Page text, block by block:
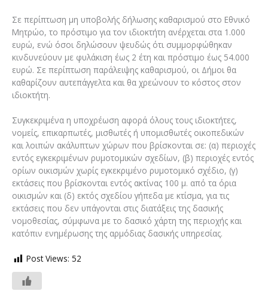
Σε περίπτωση μη υποβολής δήλωσης καθαρισμού στο Εθνικό
Μητρώο, το πρόστιμο για τον ιδιοκτήτη ανέρχεται στα 1.000
ευρώ, ενώ όσοι δηλώσουν ψευδώς ότι συμμορφώθηκαν
κινδυνεύουν με φυλάκιση έως 2 έτη και πρόστιμο έως 54.000
ευρώ. Σε περίπτωση παράλειψης καθαρισμού, οι Δήμοι θα
καθαρίζουν αυτεπάγγελτα και θα χρεώνουν το κόστος στον
ιδιοκτήτη.
Συγκεκριμένα η υποχρέωση αφορά όλους τους ιδιοκτήτες,
νομείς, επικαρπωτές, μισθωτές ή υπομισθωτές οικοπεδικών
και λοιπών ακάλυπτων χώρων που βρίσκονται σε: (α) περιοχές
εντός εγκεκριμένων ρυμοτομικών σχεδίων, (β) περιοχές εντός
ορίων οικισμών χωρίς εγκεκριμένο ρυμοτομικό σχέδιο, (γ)
εκτάσεις που βρίσκονται εντός ακτίνας 100 μ. από τα όρια
οικισμών και (δ) εκτός σχεδίου γήπεδα με κτίσμα, για τις
εκτάσεις που δεν υπάγονται στις διατάξεις της δασικής
νομοθεσίας, σύμφωνα με το δασικό χάρτη της περιοχής και
κατόπιν ενημέρωσης της αρμόδιας δασικής υπηρεσίας.
Post Views: 52